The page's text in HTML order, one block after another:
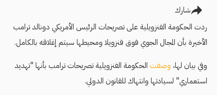
شارك
ردت الحكومة الفنزويلية على تصريحات الرئيس الأمريكي دونالد ترامب
الأخيرة بأن المجال الجوي فوق فنزويلا ومحيطها سيتم إغلاقه بالكامل.
وفي بيان لها، وصفت الحكومة الفنزويلية تصريحات ترامب بأنها "تهديد
استعماري" لسيادتها وانتهاك للقانون الدولي.